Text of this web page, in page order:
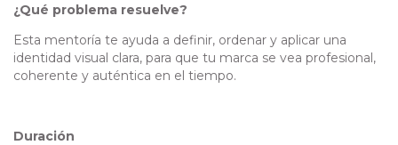
¿Qué problema resuelve?
Esta mentoría te ayuda a definir, ordenar y aplicar una
identidad visual clara, para que tu marca se vea profesional,
coherente y auténtica en el tiempo.
Duración